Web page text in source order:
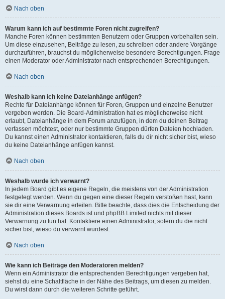
Nach oben
Warum kann ich auf bestimmte Foren nicht zugreifen?
Manche Foren können bestimmten Benutzern oder Gruppen vorbehalten sein.
Um diese einzusehen, Beiträge zu lesen, zu schreiben oder andere Vorgänge
durchzuführen, brauchst du möglicherweise besondere Berechtigungen. Frage
einen Moderator oder Administrator nach entsprechenden Berechtigungen.
Nach oben
Weshalb kann ich keine Dateianhänge anfügen?
Rechte für Dateianhänge können für Foren, Gruppen und einzelne Benutzer
vergeben werden. Die Board-Administration hat es möglicherweise nicht
erlaubt, Dateianhänge in dem Forum anzufügen, in dem du deinen Beitrag
verfassen möchtest, oder nur bestimmte Gruppen dürfen Dateien hochladen.
Du kannst einen Administrator kontaktieren, falls du dir nicht sicher bist, wieso
du keine Dateianhänge anfügen kannst.
Nach oben
Weshalb wurde ich verwarnt?
In jedem Board gibt es eigene Regeln, die meistens von der Administration
festgelegt werden. Wenn du gegen eine dieser Regeln verstoßen hast, kann
sie dir eine Verwarnung erteilen. Bitte beachte, dass dies die Entscheidung der
Administration dieses Boards ist und phpBB Limited nichts mit dieser
Verwarnung zu tun hat. Kontaktiere einen Administrator, sofern du die nicht
sicher bist, wieso du verwarnt wurdest.
Nach oben
Wie kann ich Beiträge den Moderatoren melden?
Wenn ein Administrator die entsprechenden Berechtigungen vergeben hat,
siehst du eine Schaltfläche in der Nähe des Beitrags, um diesen zu melden.
Du wirst dann durch die weiteren Schritte geführt.